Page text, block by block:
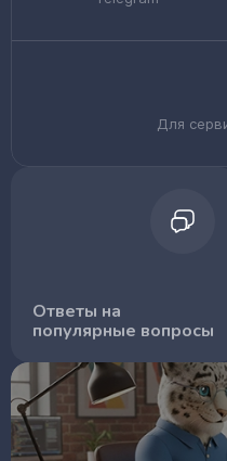
Для
Ответы на
популярные вопросы